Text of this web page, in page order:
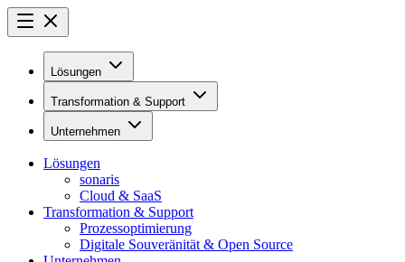
Lösungen
Transformation & Support
Unternehmen
Lösungen
sonaris
Cloud & SaaS
Transformation & Support
Prozessoptimierung
Digitale Souveränität & Open Source